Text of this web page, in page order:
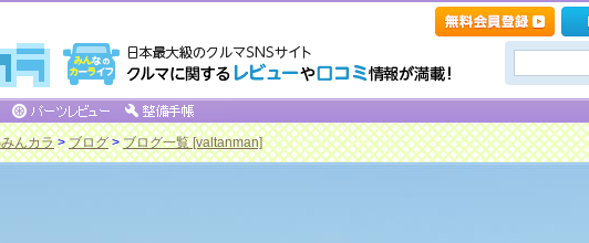
んカラ>ブログ>ブログ一覧 [valtanman]